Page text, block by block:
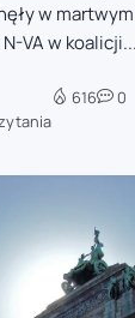
w
VA w koalicji...
616 0